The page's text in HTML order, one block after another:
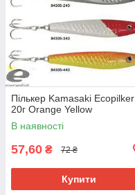
Пількер Kamasaki Ecopilker
20г Orange Yellow
В наявності
57,60 ₴ 72 ₴
Купити